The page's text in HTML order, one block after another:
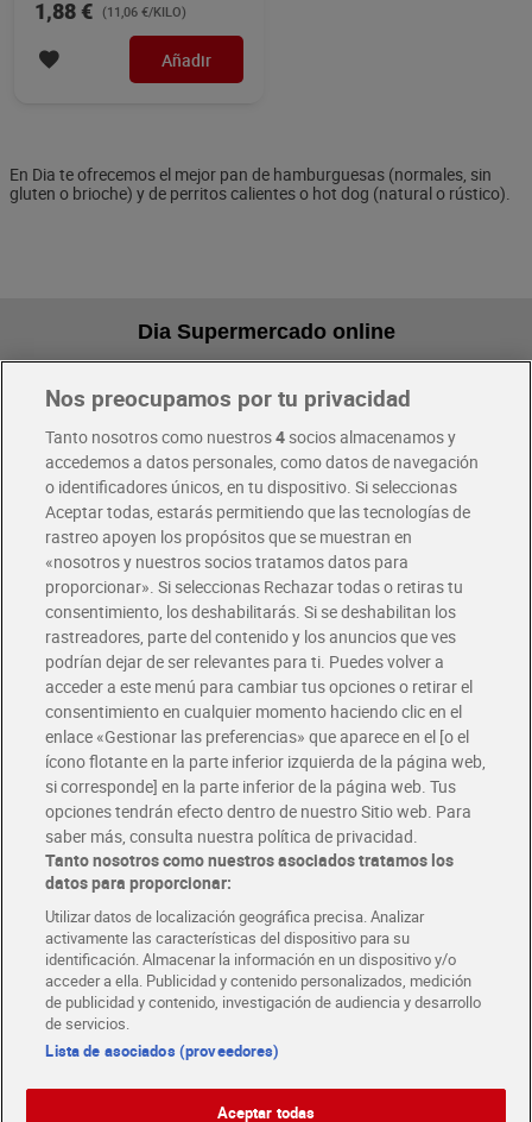
1,88 € (11,06 €/KILO)
Añadir
En Dia te ofrecemos el mejor pan de hamburguesas (normales, sin
gluten o brioche) y de perritos calientes o hot dog (natural o rústico).
Dia Supermercado online
Pide hoy, recibe hoy
Envío gratis por compras superiores a 100€
Envío estandar por 4,99€
Glovo y Uber Eats
Solicita tu factura de Glovo o Uber Eats
Únete al CLUB Dia
Disfruta las ventajas y ofertas exclusivas.
Descárgate la APP Dia
Folletos y Tiendas
Descubre las mejores ofertas y busca tu tienda más cercana
Tarjeta MaX Dia
Te devuelve hasta 8€/mes de tus compras.
¡Solicita tu tarjeta de crédito aquí!
COMER MEJOR CADA DIA
COLABORA CON DIA ABRE TU TIENDA DIA CORPORATE
Nos preocupamos por tu privacidad
Tanto nosotros como nuestros4socios almacenamos y
accedemos a datos personales, como datos de navegación
o identificadores únicos, en tu dispositivo. Si seleccionas
Aceptar todas, estarás permitiendo que las tecnologías de
rastreo apoyen los propósitos que se muestran en
«nosotros y nuestros socios tratamos datos para
proporcionar». Si seleccionas Rechazar todas o retiras tu
consentimiento, los deshabilitarás. Si se deshabilitan los
rastreadores, parte del contenido y los anuncios que ves
podrían dejar de ser relevantes para ti. Puedes volver a
acceder a este menú para cambiar tus opciones o retirar el
consentimiento en cualquier momento haciendo clic en el
enlace «Gestionar las preferencias» que aparece en el [o el
ícono flotante en la parte inferior izquierda de la página web,
si corresponde] en la parte inferior de la página web. Tus
opciones tendrán efecto dentro de nuestro Sitio web. Para
saber más, consulta nuestra política de privacidad.
Tanto nosotros como nuestros asociados tratamos los
datos para proporcionar:
Utilizar datos de localización geográfica precisa. Analizar
activamente las características del dispositivo para su
identificación. Almacenar la información en un dispositivo y/o
acceder a ella. Publicidad y contenido personalizados, medición
de publicidad y contenido, investigación de audiencia y desarrollo
de servicios.
Lista de asociados (proveedores)
Aceptar todas